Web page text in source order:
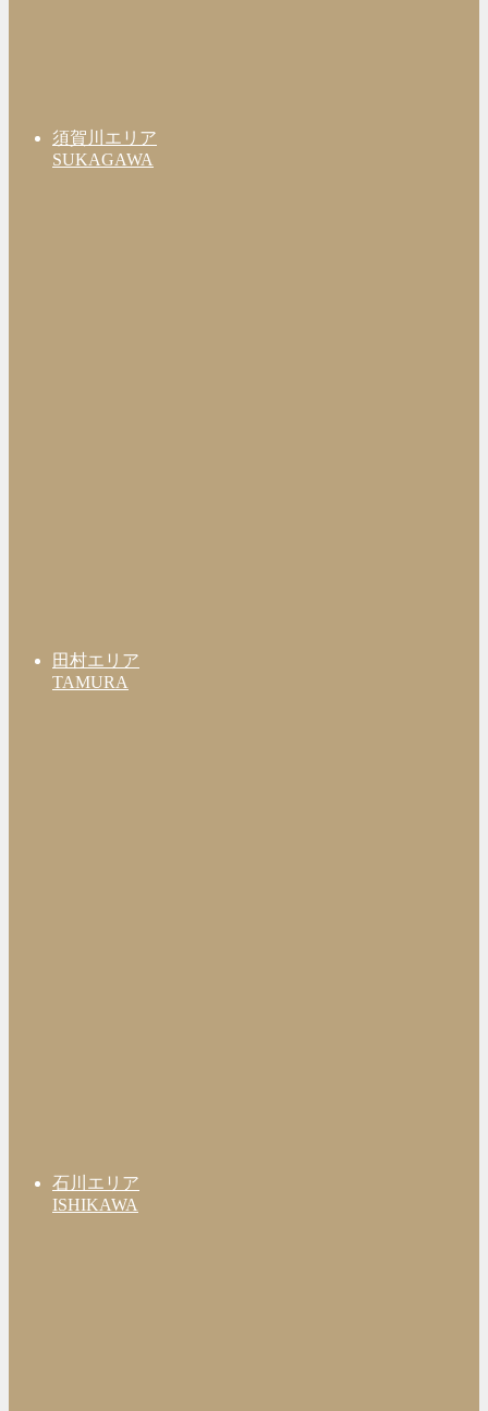
須賀川エリア
SUKAGAWA
田村エリア
TAMURA
石川エリア
ISHIKAWA